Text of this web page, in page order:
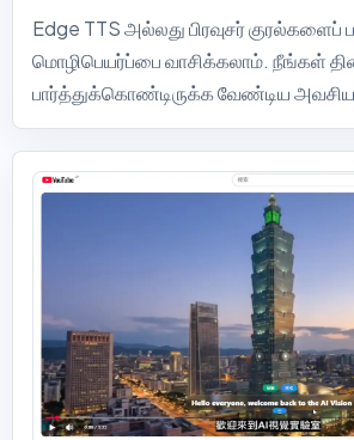
Edge TTS அல்லது பிரவுசர் குரல்களைப்
மொழிபெயர்ப்பை வாசிக்கலாம். நீங்கள்
பார்த்துக்கொண்டிருக்க வேண்டிய